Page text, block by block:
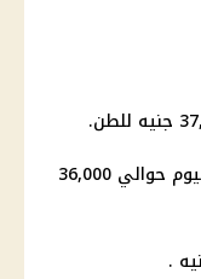
بلغ سعر طن حديد العتال في الأسواق اليوم حوالي 36,000